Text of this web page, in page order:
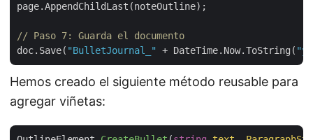
page.AppendChildLast(noteOutline);
// Paso 7: Guarda el documento
doc.Save( "BulletJournal_" + DateTime.Now.ToString(
Hemos creado el siguiente método reusable para
agregar viñetas: